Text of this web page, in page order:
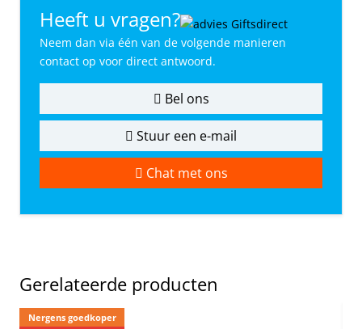
Heeft u vragen?
Neem dan via één van de volgende manieren
contact op voor direct antwoord.
Bel ons
Stuur een e-mail
Chat met ons
Gerelateerde producten
Nergens goedkoper